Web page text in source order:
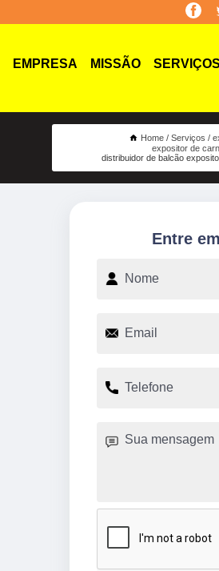
EMPRESA MISSÃO SERVIÇOS
Home Serviços
expositor de
distribuidor de balcão
Entre